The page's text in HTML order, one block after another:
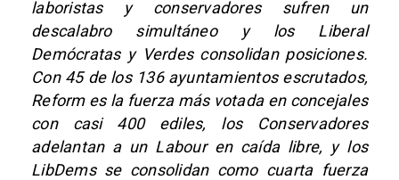
laboristas y conservadores sufren un
descalabro simultáneo y los Liberal
Demócratas y Verdes consolidan posiciones.
Con 45 de los 136 ayuntamientos escrutados,
Reform es la fuerza más votada en concejales
con casi 400 ediles, los Conservadores
adelantan a un Labour en caída libre, y los
LibDems se consolidan como cuarta fuerza